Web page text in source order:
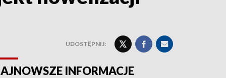
UDOSTĘPNIJ:
INFORMACJE